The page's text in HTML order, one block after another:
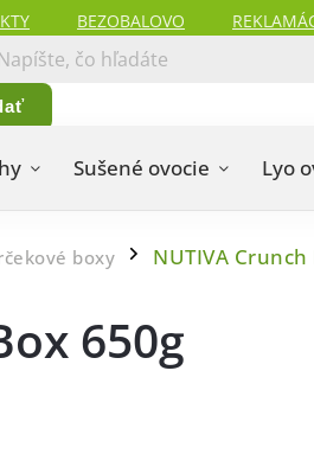
BEZOBALOVO
Sušené ovocie Lyo
boxy / NUTIVA
650g